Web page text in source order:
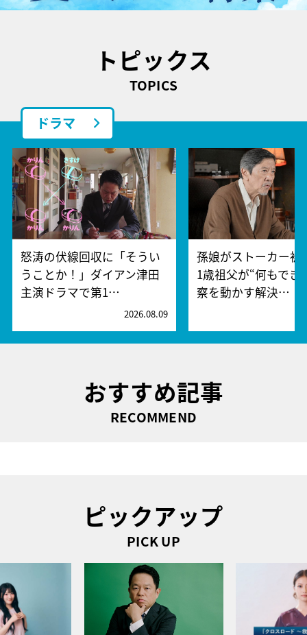
トピックス
TOPICS
ドラマ
怒涛の伏線回収に「そうい
うことか！」ダイアン津田
主演ドラマで第1…
2026.08.09
孫娘がストーカー
1歳祖父が“何もでき
察を動かす解決…
おすすめ記事
RECOMMEND
ピックアップ
PICK UP